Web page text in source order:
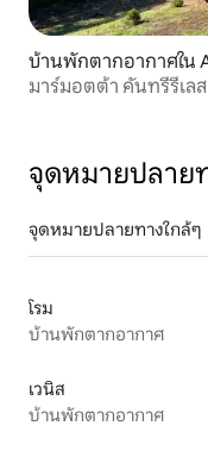
บ้านพักตากอากาศใน
มาร์มอตต้า คันทรีรีเล
จุดหมายปลาย
จุดหมายปลายทางใกล้ๆ
โรม
บ้านพักตากอากาศ
เวนิส
บ้านพักตากอากาศ